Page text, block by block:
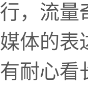
行，流量
媒体的表
有耐心看